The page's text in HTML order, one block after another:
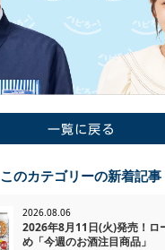
このカテゴリーの新着記事
2026.08.06
2026年8月11日(火)発売！ロ
め「今週のお酒注目商品」